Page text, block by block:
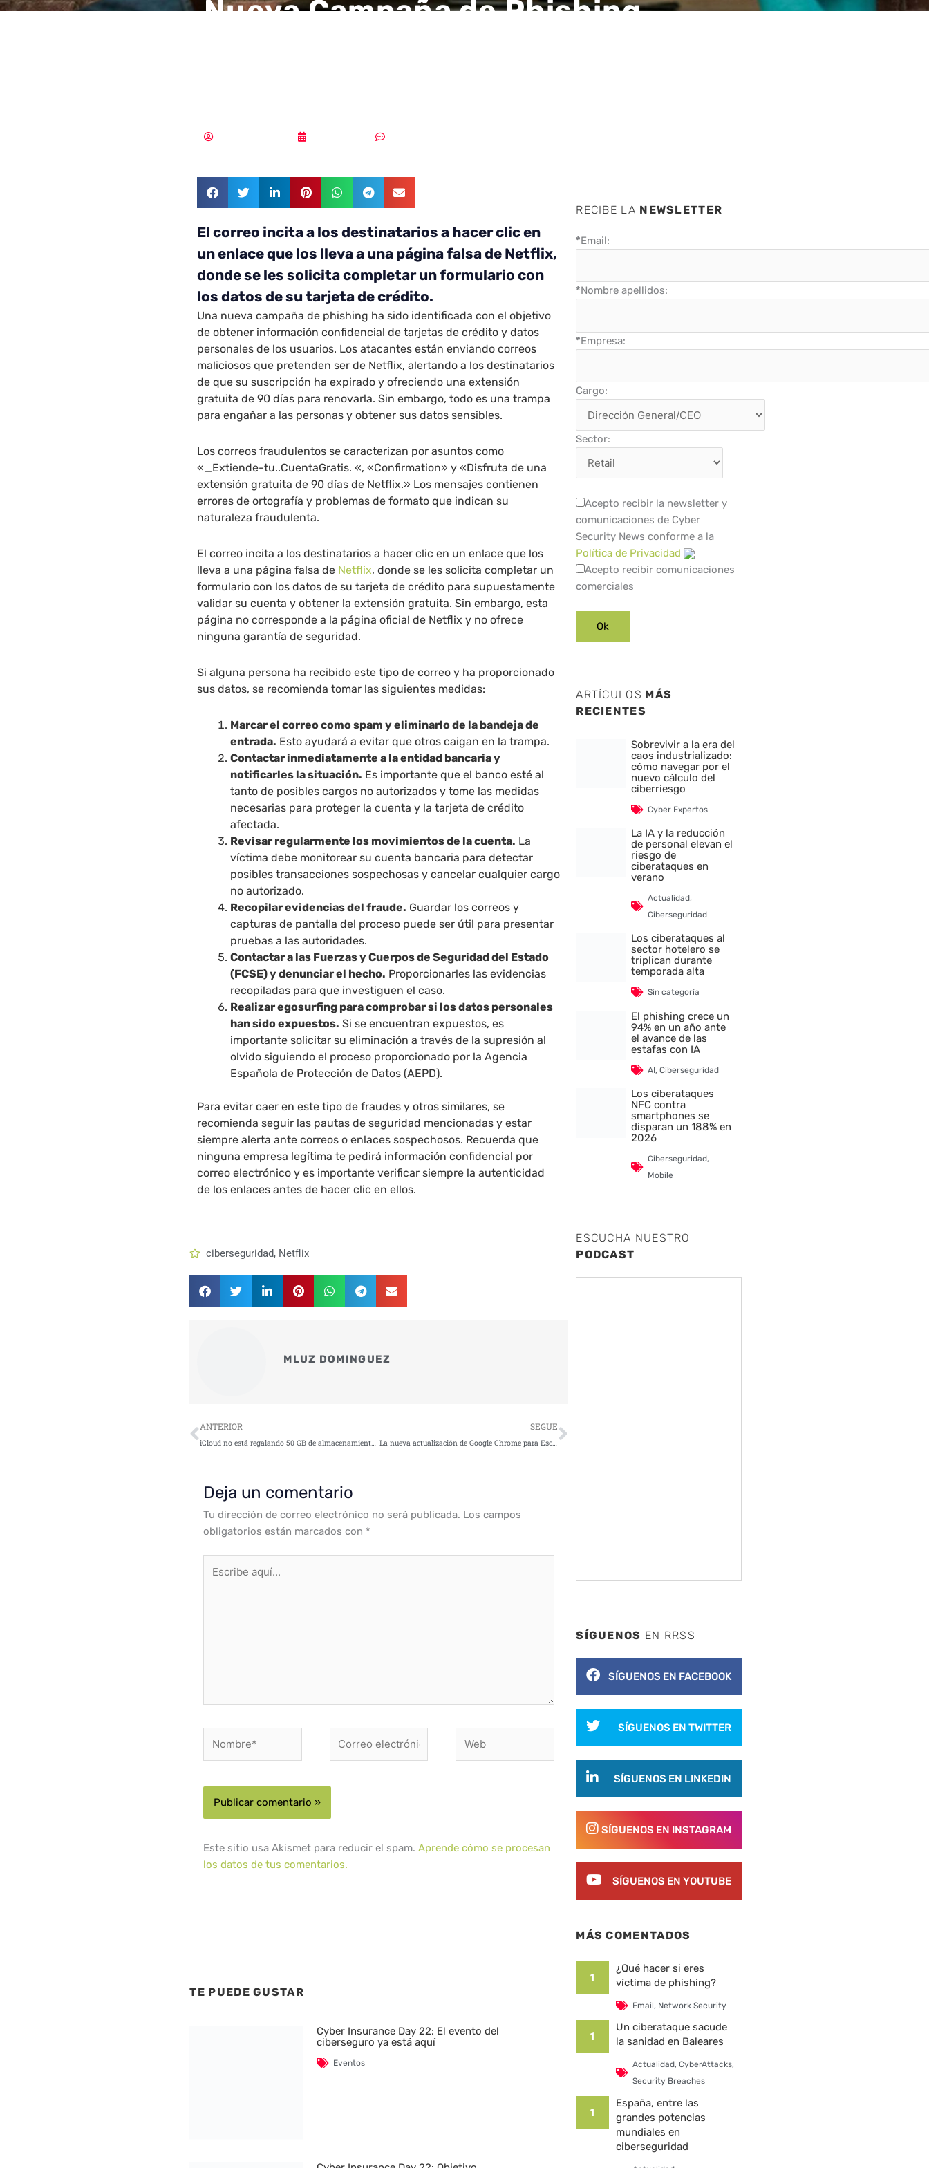
Nueva Campaña de Phishing
El correo incita a los destinatarios a hacer clic en
un enlace que los lleva a una página falsa de Netflix,
donde se les solicita completar un formulario con
los datos de su tarjeta de crédito.
Una nueva campaña de phishing ha sido identificada con el objetivo
de obtener información confidencial de tarjetas de crédito y datos
personales de los usuarios. Los atacantes están enviando correos
maliciosos que pretenden ser de Netflix, alertando a los destinatarios
de que su suscripción ha expirado y ofreciendo una extensión
gratuita de 90 días para renovarla. Sin embargo, todo es una trampa
para engañar a las personas y obtener sus datos sensibles.
Los correos fraudulentos se caracterizan por asuntos como
«_Extiende-tu..CuentaGratis. «, «Confirmation» y «Disfruta de una
extensión gratuita de 90 días de Netflix.» Los mensajes contienen
errores de ortografía y problemas de formato que indican su
naturaleza fraudulenta.
El correo incita a los destinatarios a hacer clic en un enlace que los
lleva a una página falsa de Netflix, donde se les solicita completar un
formulario con los datos de su tarjeta de crédito para supuestamente
validar su cuenta y obtener la extensión gratuita. Sin embargo, esta
página no corresponde a la página oficial de Netflix y no ofrece
ninguna garantía de seguridad.
Si alguna persona ha recibido este tipo de correo y ha proporcionado
sus datos, se recomienda tomar las siguientes medidas:
Marcar el correo como spam y eliminarlo de la bandeja de
entrada. Esto ayudará a evitar que otros caigan en la trampa.
Contactar inmediatamente a la entidad bancaria y
notificarles la situación. Es importante que el banco esté al
tanto de posibles cargos no autorizados y tome las medidas
necesarias para proteger la cuenta y la tarjeta de crédito
afectada.
Revisar regularmente los movimientos de la cuenta. La
víctima debe monitorear su cuenta bancaria para detectar
posibles transacciones sospechosas y cancelar cualquier cargo
no autorizado.
Recopilar evidencias del fraude. Guardar los correos y
capturas de pantalla del proceso puede ser útil para presentar
pruebas a las autoridades.
Contactar a las Fuerzas y Cuerpos de Seguridad del Estado
(FCSE) y denunciar el hecho. Proporcionarles las evidencias
recopiladas para que investiguen el caso.
Realizar egosurfing para comprobar si los datos personales
han sido expuestos. Si se encuentran expuestos, es
importante solicitar su eliminación a través de la supresión al
olvido siguiendo el proceso proporcionado por la Agencia
Española de Protección de Datos (AEPD).
Para evitar caer en este tipo de fraudes y otros similares, se
recomienda seguir las pautas de seguridad mencionadas y estar
siempre alerta ante correos o enlaces sospechosos. Recuerda que
ninguna empresa legítima te pedirá información confidencial por
correo electrónico y es importante verificar siempre la autenticidad
de los enlaces antes de hacer clic en ellos.
ciberseguridad, Netflix
MLUZ DOMINGUEZ
Ant
ANTERIOR
iCloud no está regalando 50 GB de almacenamiento, no caigas en el phishing
SEGUE
La nueva actualización de Google Chrome para Escritorio brinda mayor control sobre la privacidad
Siguiente
Deja un comentario
Tu dirección de correo electrónico no será publicada. Los campos
obligatorios están marcados con *
aquí...
electrónico*
Este sitio usa Akismet para reducir el spam.Aprende cómo se procesan
los datos de tus comentarios.
TE PUEDE GUSTAR
Cyber Insurance Day 22: El evento del
ciberseguro ya está aquí
Eventos
RECIBE LA NEWSLETTER
*Email:
*Nombre apellidos:
*Empresa:
Cargo:
Sector:
Acepto recibir la newsletter y
comunicaciones de Cyber
Security News conforme a la
Política de Privacidad
Acepto recibir comunicaciones
comerciales
ARTÍCULOS MÁS
RECIENTES
Sobrevivir a la era del
caos industrializado:
cómo navegar por el
nuevo cálculo del
ciberriesgo
Cyber Expertos
La IA y la reducción
de personal elevan el
riesgo de
ciberataques en
verano
Actualidad,
Ciberseguridad
Los ciberataques al
sector hotelero se
triplican durante
temporada alta
Sin categoría
El phishing crece un
94% en un año ante
el avance de las
estafas con IA
AI,Ciberseguridad
Los ciberataques
NFC contra
smartphones se
disparan un 188% en
2026
Ciberseguridad,
Mobile
ESCUCHA NUESTRO
PODCAST
SÍGUENOS EN RRSS
SÍGUENOS EN FACEBOOK
SÍGUENOS EN TWITTER
SÍGUENOS EN LINKEDIN
SÍGUENOS EN INSTAGRAM
SÍGUENOS EN YOUTUBE
MÁS COMENTADOS
1
¿Qué hacer si eres
víctima de phishing?
Email, Network Security
1
Un ciberataque sacude
la sanidad en Baleares
Actualidad, CyberAttacks,
Security Breaches
1
España, entre las
grandes potencias
mundiales en
ciberseguridad